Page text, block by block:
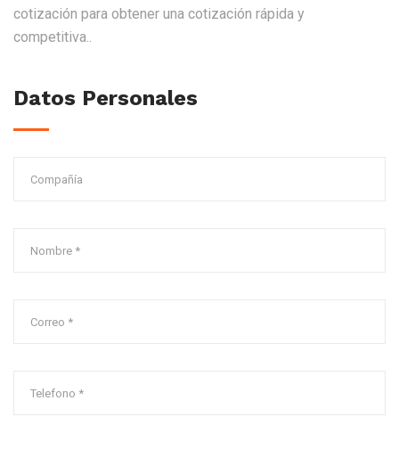
cotización para obtener una cotización rápida y
competitiva..
Datos Personales